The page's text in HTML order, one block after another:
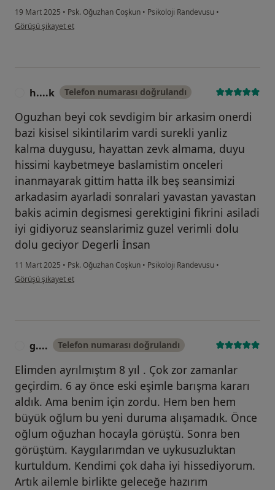
19 Mart 2025 • Psk. Oğuzhan Coşkun • Psikoloji Randevusu •
kullanıcının görüşüne göre n....g
Görüşü şikayet et
h....k Telefon numarası doğrulandı
Oguzhan beyi cok sevdigim bir arkasim onerdi
bazi kisisel sikintilarim vardi surekli yanliz
kalma duygusu, hayattan zevk almama, duyu
hissimi kaybetmeye baslamistim onceleri
inanmayarak gittim hatta ilk beş seansimizi
arkadasim ayarladi sonralari yavastan yavastan
bakis acimin degismesi gerektigini fikrini asiladi
iyi gidiyoruz seanslarimiz guzel verimli dolu
dolu geciyor Degerli İnsan
11 Mart 2025 • Psk. Oğuzhan Coşkun • Psikoloji Randevusu •
kullanıcının görüşüne göre h....k
Görüşü şikayet et
g.... Telefon numarası doğrulandı
Elimden ayrılmıştım 8 yıl . Çok zor zamanlar
geçirdim. 6 ay önce eski eşimle barışma kararı
aldık. Ama benim için zordu. Hem ben hem
büyük oğlum bu yeni duruma alışamadık. Önce
oğlum oğuzhan hocayla görüştü. Sonra ben
görüştüm. Kaygılarımdan ve uykusuzluktan
kurtuldum. Kendimi çok daha iyi hissediyorum.
Artık ailemle birlikte geleceğe hazırım